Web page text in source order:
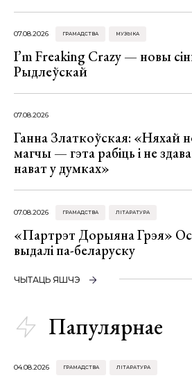
07.08.2026 ГРАМАДСТВА МУЗЫКА
I’m Freaking Crazy — новы
Рыдлеўскай
07.08.2026
Ганна Златкоўская: «Няхай
магчы — гэта рабіць і не
нават у думках»
07.08.2026 ГРАМАДСТВА ЛІТАРАТУРА
«Партрэт Дорыяна Грэя»
выдалі па-беларуску
ЧЫТАЦЬ ЯШЧЭ
Папулярнае
04.08.2026 ГРАМАДСТВА ЛІТАРАТУРА